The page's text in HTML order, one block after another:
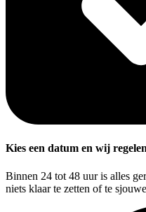
Kies een datum en wij
Binnen 24 tot 48 uur is alles
niets klaar te zetten of te